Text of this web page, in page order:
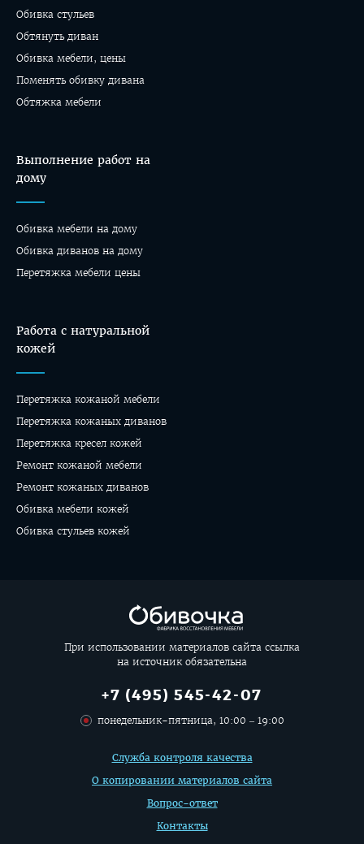
Обивка стульев
Обтянуть диван
Обивка мебели, цены
Поменять обивку дивана
Обтяжка мебели
Выполнение работ на
дому
Обивка мебели на дому
Oбивка диванов на дому
Перетяжка мебели цены
Работа с натуральной
кожей
Перетяжка кожаной мебели
Перетяжка кожаных диванов
Перетяжка кресел кожей
Ремонт кожаной мебели
Ремонт кожаных диванов
Обивка мебели кожей
Обивка стульев кожей
Дополнительная
информация
Служба контроля качества
О копировании материалов сайта
Вопрос-ответ
Контакты
При использовании материалов сайта ссылка
на источник обязательна
+7 (495) 545-42-07
понедельник-пятница, 10:00 – 19:00